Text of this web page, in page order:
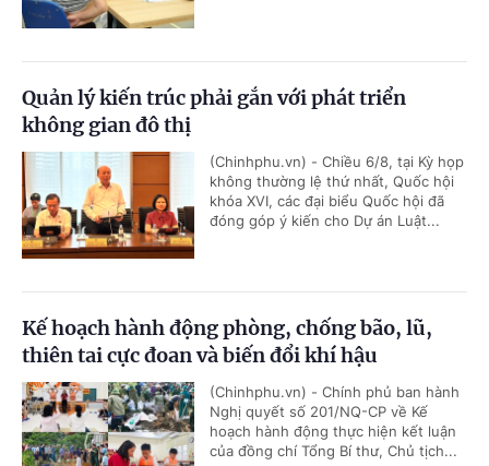
Quản lý kiến trúc phải gắn với phát triển
không gian đô thị
(Chinhphu.vn) - Chiều 6/8, tại Kỳ họp
không thường lệ thứ nhất, Quốc hội
khóa XVI, các đại biểu Quốc hội đã
đóng góp ý kiến cho Dự án Luật...
Kế hoạch hành động phòng, chống bão, lũ,
thiên tai cực đoan và biến đổi khí hậu
(Chinhphu.vn) - Chính phủ ban hành
Nghị quyết số 201/NQ-CP về Kế
hoạch hành động thực hiện kết luận
của đồng chí Tổng Bí thư, Chủ tịch...